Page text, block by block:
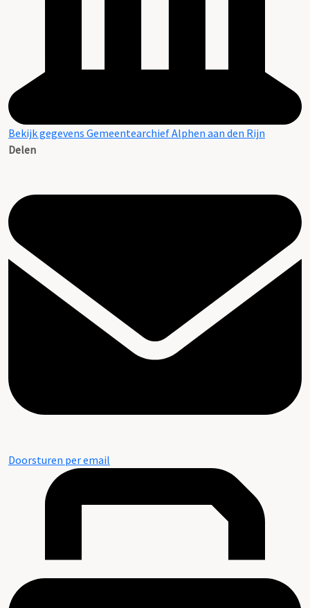
Bekijk gegevens Gemeentearchief Alphen aan den Rijn
Delen
Doorsturen per email